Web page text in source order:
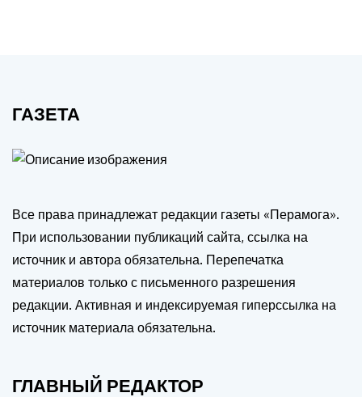
ГАЗЕТА
Все права принадлежат редакции газеты «Перамога».
При использовании публикаций сайта, ссылка на
источник и автора обязательна. Перепечатка
материалов только с письменного разрешения
редакции. Активная и индексируемая гиперссылка на
источник материала обязательна.
ГЛАВНЫЙ РЕДАКТОР